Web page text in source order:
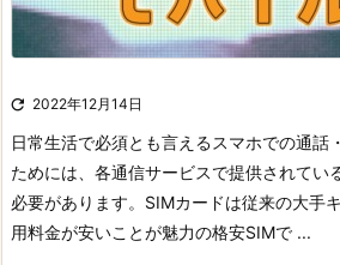
 2022年12月14日
日常生活で必須とも言えるスマホでの通話
ためには、各通信サービスで提供されてい
必要があります。 SIMカードは従来の大手
用料金が安いことが魅力の格安SIMで ...